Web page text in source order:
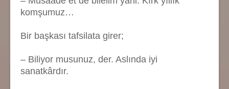
komşumuz…
Bir başkası tafsilata girer;
– Biliyor musunuz, der. Aslında iyi
sanatkârdır.